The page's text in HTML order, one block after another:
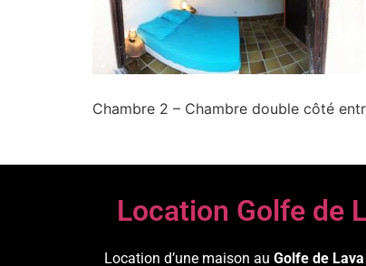
Chambre 2 – Chambre double côté
Location Golfe de
Location d’une maison au Golfe de Lava